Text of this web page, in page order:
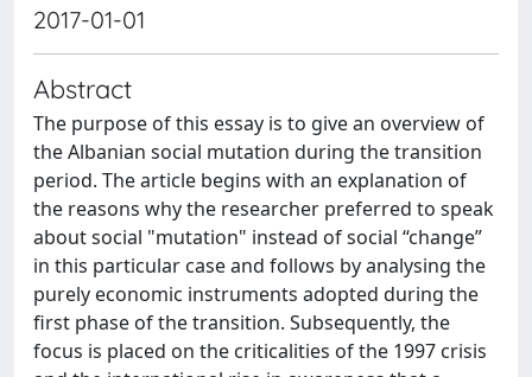
2017-01-01
Abstract
The purpose of this essay is to give an overview of
the Albanian social mutation during the transition
period. The article begins with an explanation of
the reasons why the researcher preferred to speak
about social "mutation" instead of social “change”
in this particular case and follows by analysing the
purely economic instruments adopted during the
first phase of the transition. Subsequently, the
focus is placed on the criticalities of the 1997 crisis